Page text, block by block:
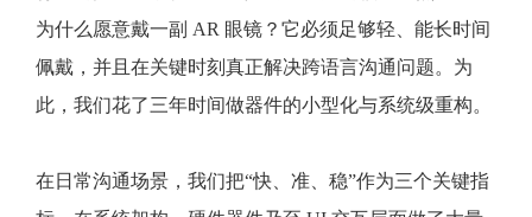
为什么愿意戴一副 AR 眼镜？它必须足够轻、能长时间
佩戴，并且在关键时刻真正解决跨语言沟通问题。为
此，我们花了三年时间做器件的小型化与系统级重构。
在日常沟通场景，我们把“快、准、稳”作为三个关键指